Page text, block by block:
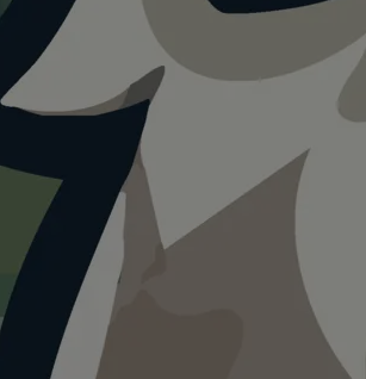
guter Tagfür
im Mooswald am
Schatten vorhanden, Wasser vor Ort.
für euren Ausflug.